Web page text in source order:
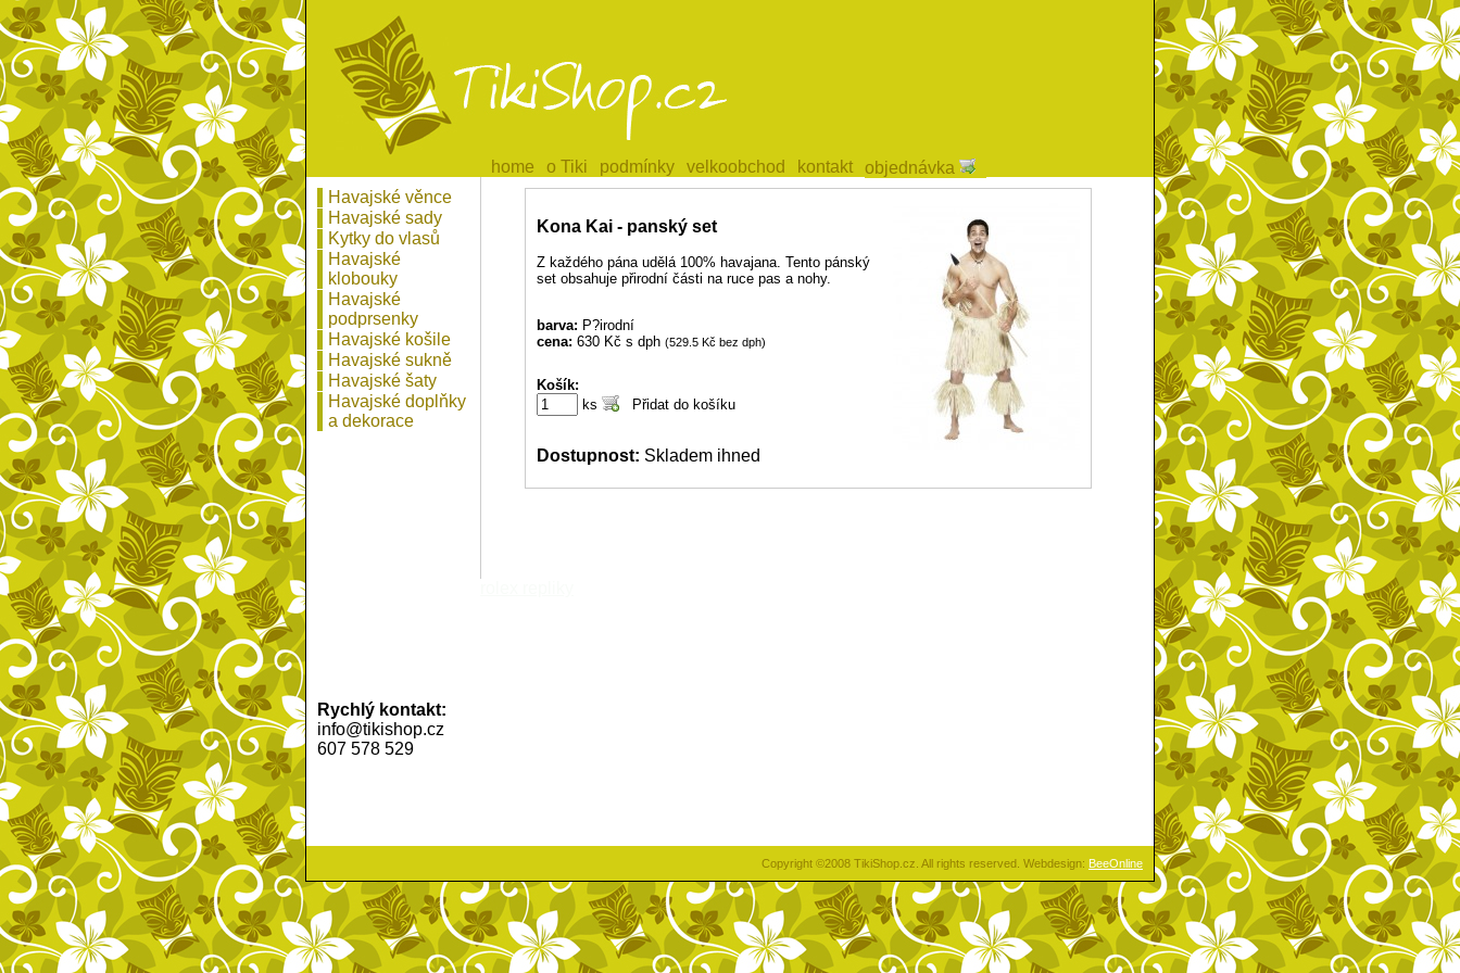
home
home o Tiki
o Tiki podmínky
podmínky velkoobchod
velkoobchod kontakt
kontakt objednávka
objednávka
Kona Kai - panský set
Z každého pána udělá 100% havajana. Tento pánský
set obsahuje přirodní části na ruce pas a nohy.
barva: P?irodní
cena: 630 Kč s dph (529.5 Kč bez dph)
Košík:
ks
Dostupnost: Skladem ihned
Havajské věnce
Havajské sady
Kytky do vlasů
Havajské
klobouky
Havajské
podprsenky
Havajské košile
Havajské sukně
Havajské šaty
Havajské doplňky
a dekorace
Rychlý kontakt:
info@tikishop.cz
607 578 529
Copyright ©2008 TikiShop.cz. All rights reserved. Webdesign: BeeOnline